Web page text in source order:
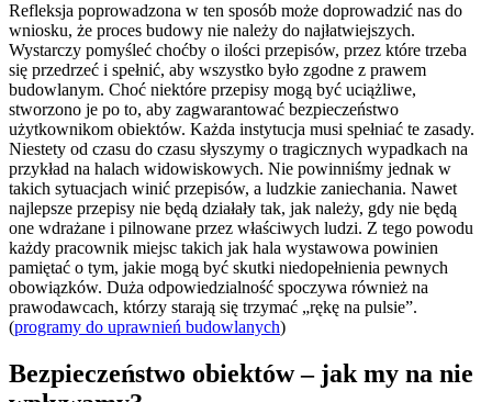
Refleksja poprowadzona w ten sposób może doprowadzić nas do
wniosku, że proces budowy nie należy do najłatwiejszych.
Wystarczy pomyśleć choćby o ilości przepisów, przez które trzeba
się przedrzeć i spełnić, aby wszystko było zgodne z prawem
budowlanym. Choć niektóre przepisy mogą być uciążliwe,
stworzono je po to, aby zagwarantować bezpieczeństwo
użytkownikom obiektów. Każda instytucja musi spełniać te zasady.
Niestety od czasu do czasu słyszymy o tragicznych wypadkach na
przykład na halach widowiskowych. Nie powinniśmy jednak w
takich sytuacjach winić przepisów, a ludzkie zaniechania. Nawet
najlepsze przepisy nie będą działały tak, jak należy, gdy nie będą
one wdrażane i pilnowane przez właściwych ludzi. Z tego powodu
każdy pracownik miejsc takich jak hala wystawowa powinien
pamiętać o tym, jakie mogą być skutki niedopełnienia pewnych
obowiązków. Duża odpowiedzialność spoczywa również na
prawodawcach, którzy starają się trzymać „rękę na pulsie”.
(programy do uprawnień budowlanych)
Bezpieczeństwo obiektów – jak my na nie